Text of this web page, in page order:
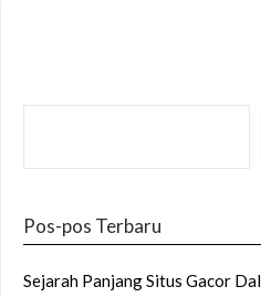
Pos-pos Terbaru
Sejarah Panjang Situs Gacor